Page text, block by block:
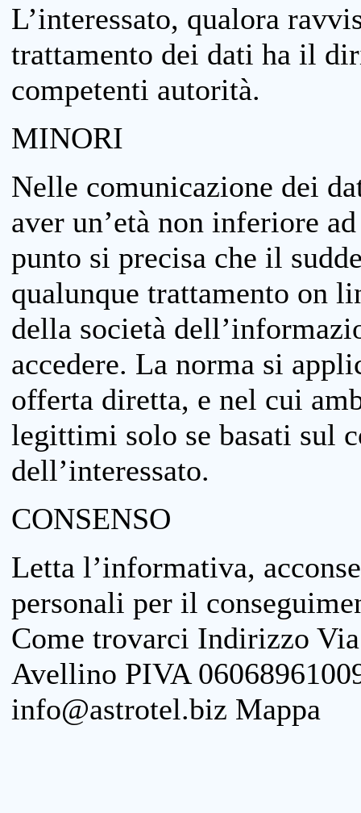
L’interessato, qualora
trattamento dei dati ha il
competenti autorità.
MINORI
Nelle comunicazione dei
aver un’età non inferiore
punto si precisa che il
qualunque trattamento on
della società
accedere. La norma si
offerta diretta, e nel cui
legittimi solo se basati sul
dell’interessato.
CONSENSO
Letta l’informativa,
personali per il
Come trovarci Indirizzo
Avellino PIVA
info@astrotel.biz Mappa